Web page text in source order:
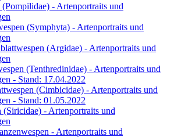
(Pompilidae) - Artenportraits und
(Symphyta) - Artenportraits und
(Argidae) - Artenportraits und
(Tenthredinidae) - Artenportraits und
- Stand: 17.04.2022
(Cimbicidae) - Artenportraits und
- Stand: 01.05.2022
(Siricidae) - Artenportraits und
- Artenportraits und